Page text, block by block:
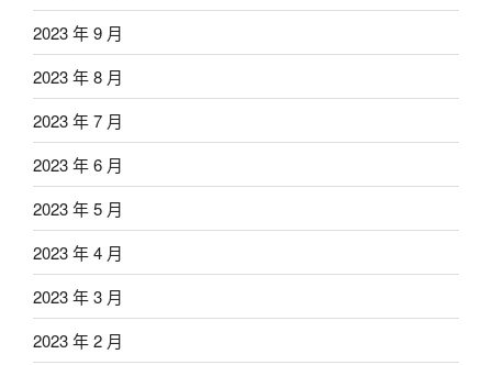
2023 年 9 月
2023 年 8 月
2023 年 7 月
2023 年 6 月
2023 年 5 月
2023 年 4 月
2023 年 3 月
2023 年 2 月